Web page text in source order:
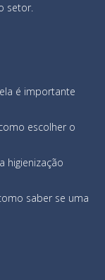
setor.
é importante
escolher o
higienização
saber se uma